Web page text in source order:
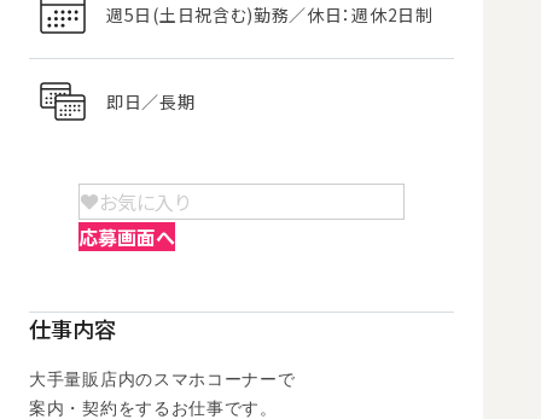
週5日(土日祝含む)勤務／休日：週休2日制
即日／長期
お気に入り
応募画面へ
仕事内容
大手量販店内のスマホコーナーで
案内・契約をするお仕事です。